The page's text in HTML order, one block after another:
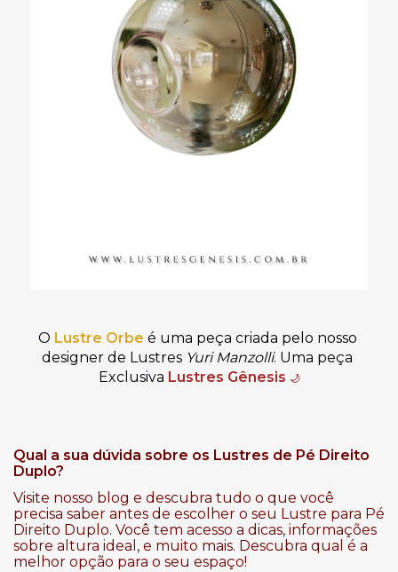
O Lustre Orbe é uma peça criada pelo nosso
designer de Lustres Yuri Manzolli. Uma peça
Exclusiva Lustres Gênesis 🌙
Qual a sua dúvida sobre os Lustres de Pé Direito
Duplo?
Visite nosso blog e descubra tudo o que você
precisa saber antes de escolher o seu Lustre para Pé
Direito Duplo. Você tem acesso a dicas, informações
sobre altura ideal, e muito mais. Descubra qual é a
melhor opção para o seu espaço!